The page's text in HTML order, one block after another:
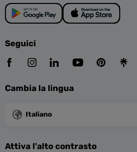
Seguici
Cambia la lingua
Italiano
Attiva l'alto contrasto